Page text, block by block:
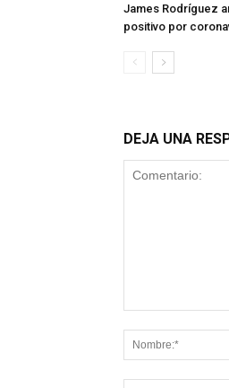
James Rodríguez
positivo por
DEJA UNA